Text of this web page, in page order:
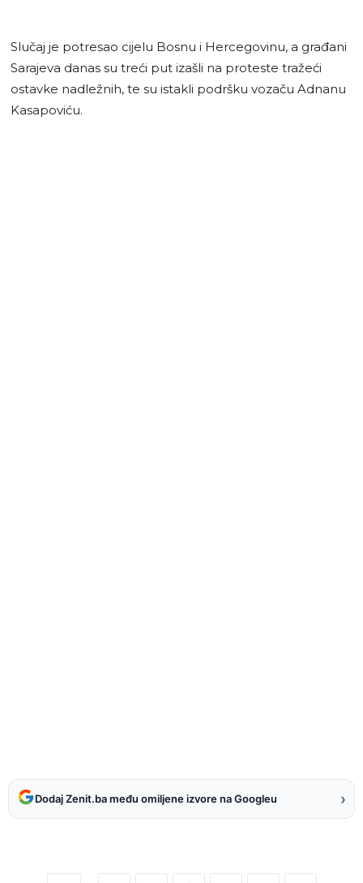
Slučaj je potresao cijelu Bosnu i Hercegovinu, a građani
Sarajeva danas su treći put izašli na proteste tražeći
ostavke nadležnih, te su istakli podršku vozaču Adnanu
Kasapoviću.
Dodaj Zenit.ba među omiljene izvore na Googleu ›